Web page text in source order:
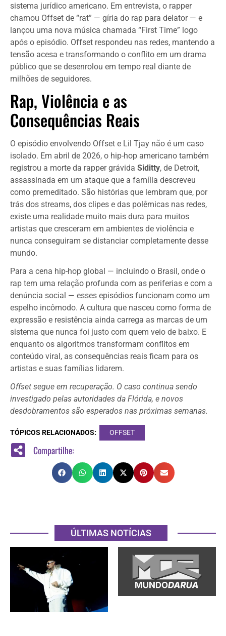
sistema jurídico americano. Em entrevista, o rapper
chamou Offset de “rat” — gíria do rap para delator — e
lançou uma nova música chamada “First Time” logo
após o episódio. Offset respondeu nas redes, mantendo a
tensão acesa e transformando o conflito em um drama
público que se desenrolou em tempo real diante de
milhões de seguidores.
Rap, Violência e as
Consequências Reais
O episódio envolvendo Offset e Lil Tjay não é um caso
isolado. Em abril de 2026, o hip-hop americano também
registrou a morte da rapper grávida Siditty, de Detroit,
assassinada em um ataque que a família descreveu
como premeditado. São histórias que lembram que, por
trás dos streams, dos clipes e das polêmicas nas redes,
existe uma realidade muito mais dura para muitos
artistas que cresceram em ambientes de violência e
nunca conseguiram se distanciar completamente desse
mundo.
Para a cena hip-hop global — incluindo o Brasil, onde o
rap tem uma relação profunda com as periferias e com a
denúncia social — esses episódios funcionam como um
espelho incômodo. A cultura que nasceu como forma de
expressão e resistência ainda carrega as marcas de um
sistema que nunca foi justo com quem veio de baixo. E
enquanto os algoritmos transformam conflitos em
conteúdo viral, as consequências reais ficam para os
artistas e suas famílias lidarem.
Offset segue em recuperação. O caso continua sendo
investigado pelas autoridades da Flórida, e novos
desdobramentos são esperados nas próximas semanas.
TÓPICOS RELACIONADOS: OFFSET
Compartilhe:
ÚLTIMAS NOTÍCIAS